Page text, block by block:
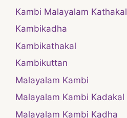
Kambi Malayalam Kathakal
Kambikadha
Kambikathakal
Kambikuttan
Malayalam Kambi
Malayalam Kambi Kadakal
Malayalam Kambi Kadha